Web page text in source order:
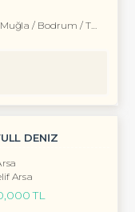
/ Bodrum / Turgutreis
DENİZ
Arsa
TL